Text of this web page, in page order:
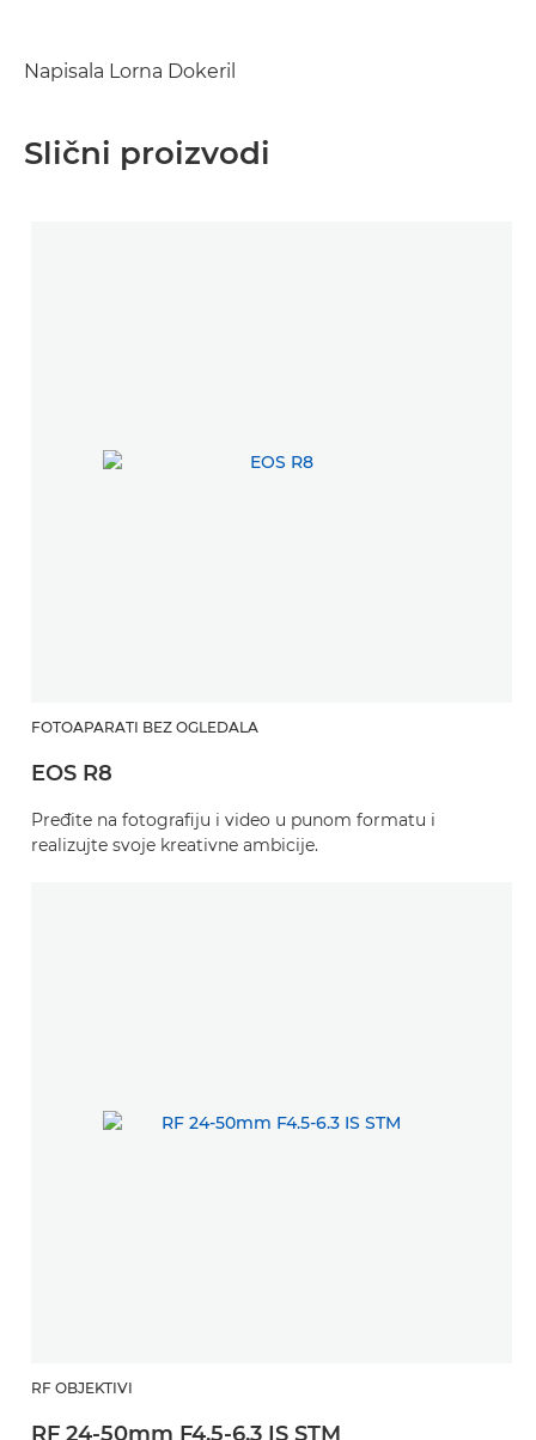
Napisala Lorna Dokeril
Slični proizvodi
FOTOAPARATI BEZ OGLEDALA
EOS R8
Pređite na fotografiju i video u punom formatu i
realizujte svoje kreativne ambicije.
RF OBJEKTIVI
RF 24-50mm F4.5-6.3 IS STM